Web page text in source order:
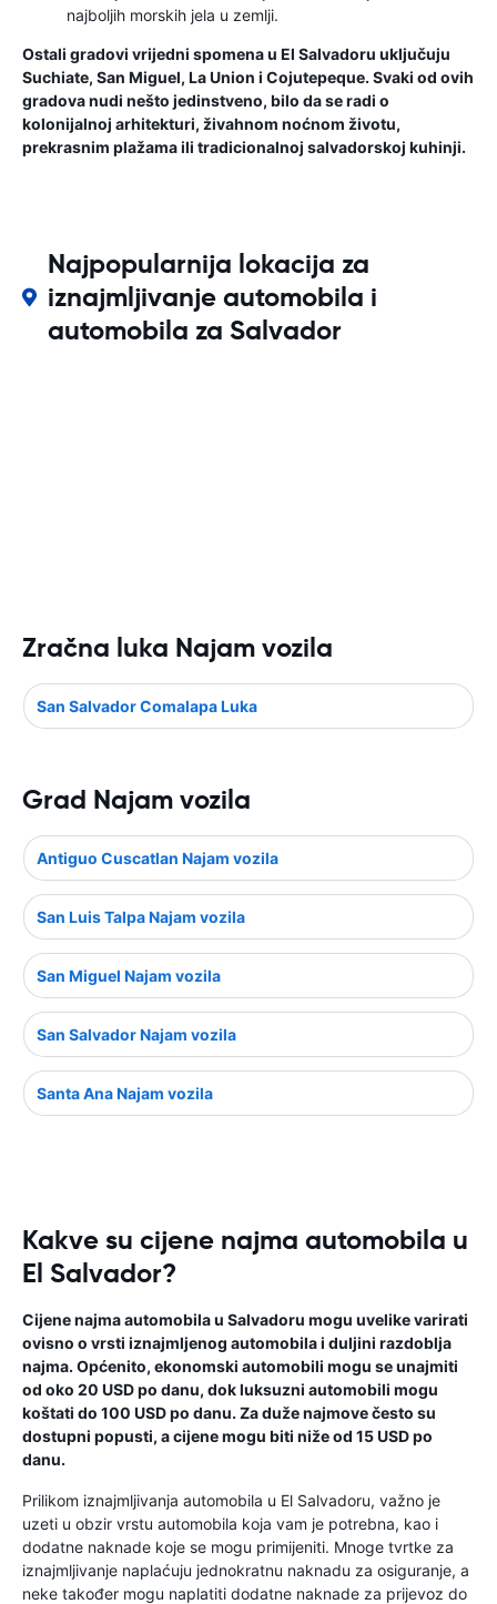
najboljih morskih jela u zemlji.
Ostali gradovi vrijedni spomena u El Salvadoru uključuju
Suchiate, San Miguel, La Union i Cojutepeque. Svaki od ovih
gradova nudi nešto jedinstveno, bilo da se radi o
kolonijalnoj arhitekturi, živahnom noćnom životu,
prekrasnim plažama ili tradicionalnoj salvadorskoj kuhinji.
Najpopularnija lokacija za
iznajmljivanje automobila i
automobila za Salvador
Zračna luka Najam vozila
San Salvador Comalapa Luka
Grad Najam vozila
Antiguo Cuscatlan Najam vozila
San Luis Talpa Najam vozila
San Miguel Najam vozila
San Salvador Najam vozila
Santa Ana Najam vozila
Kakve su cijene najma automobila u
El Salvador?
Cijene najma automobila u Salvadoru mogu uvelike varirati
ovisno o vrsti iznajmljenog automobila i duljini razdoblja
najma. Općenito, ekonomski automobili mogu se unajmiti
od oko 20 USD po danu, dok luksuzni automobili mogu
koštati do 100 USD po danu. Za duže najmove često su
dostupni popusti, a cijene mogu biti niže od 15 USD po
danu.
Prilikom iznajmljivanja automobila u El Salvadoru, važno je
uzeti u obzir vrstu automobila koja vam je potrebna, kao i
dodatne naknade koje se mogu primijeniti. Mnoge tvrtke za
iznajmljivanje naplaćuju jednokratnu naknadu za osiguranje, a
neke također mogu naplatiti dodatne naknade za prijevoz do